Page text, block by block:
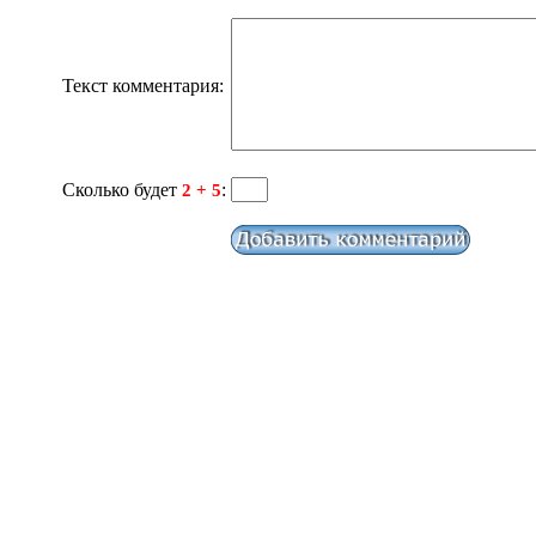
Текст комментария:
Сколько будет 2 + 5: